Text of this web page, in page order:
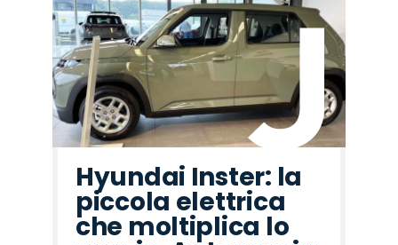
Hyundai Inster: la
piccola elettrica
che moltiplica lo